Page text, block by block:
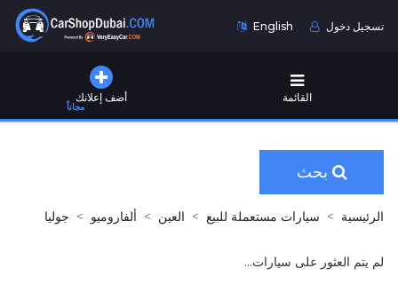
English تسجيل دخول
أضف إعلانك
مجاناً
القائمة
بحث
الرئيسية سيارات مستعملة للبيع العين ألفاروميو جوليا
لم يتم العثور على سيارات...